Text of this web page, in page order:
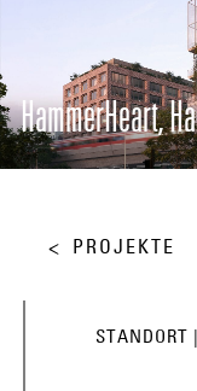
HammerHeart,
PROJEKTE
STANDORT |